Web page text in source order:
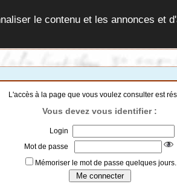
le contenu et les annonces et
L'accès à la page que vous voulez consulter est
Vous devez vous identifier :
Login
Mot de passe
Mémoriser le mot de passe quelques jours.